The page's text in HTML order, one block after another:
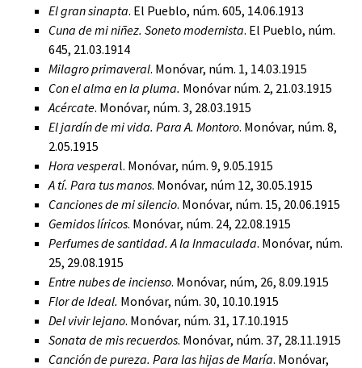
El gran sinapta. El Pueblo, núm. 605, 14.06.1913
Cuna de mi niñez. Soneto modernista. El Pueblo, núm.
645, 21.03.1914
Milagro primaveral. Monóvar, núm. 1, 14.03.1915
Con el alma en la pluma. Monóvar núm. 2, 21.03.1915
Acércate. Monóvar, núm. 3, 28.03.1915
El jardín de mi vida. Para A. Montoro. Monóvar, núm. 8,
2.05.1915
Hora vesperal. Monóvar, núm. 9, 9.05.1915
A tí. Para tus manos. Monóvar, núm 12, 30.05.1915
Canciones de mi silencio. Monóvar, núm. 15, 20.06.1915
Gemidos líricos. Monóvar, núm. 24, 22.08.1915
Perfumes de santidad. A la Inmaculada. Monóvar, núm.
25, 29.08.1915
Entre nubes de incienso. Monóvar, núm, 26, 8.09.1915
Flor de Ideal. Monóvar, núm. 30, 10.10.1915
Del vivir lejano. Monóvar, núm. 31, 17.10.1915
Sonata de mis recuerdos. Monóvar, núm. 37, 28.11.1915
Canción de pureza. Para las hijas de María. Monóvar,